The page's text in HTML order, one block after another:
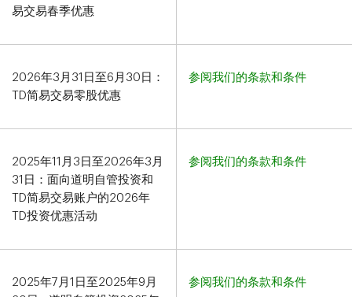
易交易春季优惠
2026年3月31日至6月30日：
TD简易交易零股优惠
参阅我们的条款和条件
2025年11月3日至2026年3月
31日：面向道明自管投资和
TD简易交易账户的2026年
TD投资优惠活动
参阅我们的条款和条件
2025年7月1日至2025年9月
参阅我们的条款和条件